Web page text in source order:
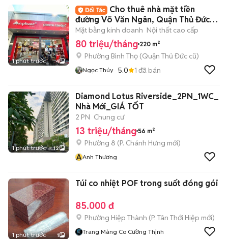
1 phút trước 4
Cho thuê nhà mặt tiền
đường Võ Văn Ngân, Quận Thủ Đức,
DT: 8x20m
Mặt bằng kinh doanh Nội thất cao cấp
80 triệu/tháng 220 m²
Phường Bình Thọ (Quận Thủ Đức cũ)
Ngọc Thúy 5.0 1 đã bán
1 phút trước 12
Diamond Lotus Riverside_2PN_1WC_
Nhà Mới_GIÁ TỐT
2 PN Chung cư
13 triệu/tháng 56 m²
Phường 8 (P. Chánh Hưng mới)
AAnh Thương
1 phút trước 1
Túi co nhiệt POF trong suốt đóng gói
85.000 đ
Phường Hiệp Thành (P. Tân Thới Hiệp mới)
Trang Màng Co Cường Thịnh